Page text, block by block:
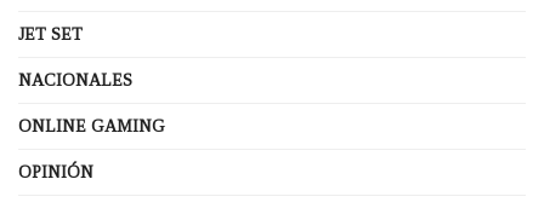
JET SET
NACIONALES
ONLINE GAMING
OPINIÓN